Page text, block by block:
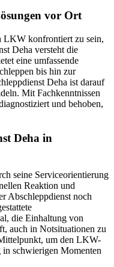
vor Ort
LKW konfrontiert zu sein,
Deha versteht die
eine umfassende
bis hin zur
Deha ist darauf
Mit Fachkenntnissen
und behoben,
Deha in
seine Serviceorientierung
Reaktion und
Abschleppdienst noch
die Einhaltung von
auch in Notsituationen zu
um den LKW-
schwierigen Momenten